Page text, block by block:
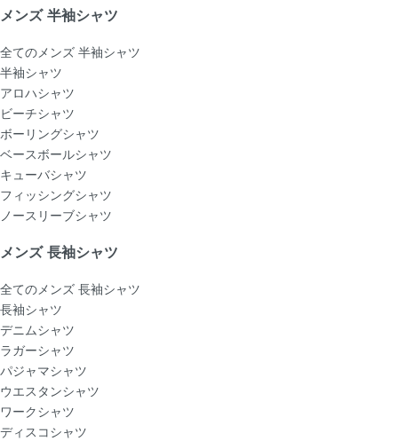
メンズ 半袖シャツ
全てのメンズ 半袖シャツ
半袖シャツ
アロハシャツ
ビーチシャツ
ボーリングシャツ
ベースボールシャツ
キューバシャツ
フィッシングシャツ
ノースリーブシャツ
メンズ 長袖シャツ
全てのメンズ 長袖シャツ
長袖シャツ
デニムシャツ
ラガーシャツ
パジャマシャツ
ウエスタンシャツ
ワークシャツ
ディスコシャツ